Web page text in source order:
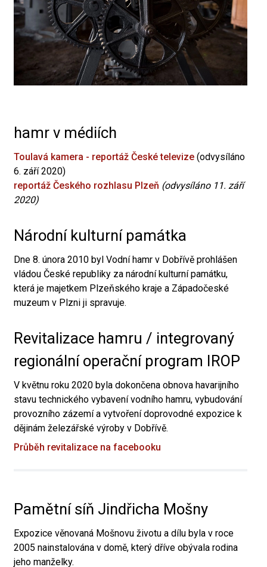
hamr v médiích
Toulavá kamera - reportáž České televize (odvysíláno
6. září 2020)
reportáž Českého rozhlasu Plzeň (odvysíláno 11. září
2020)
Národní kulturní památka
Dne 8. února 2010 byl Vodní hamr v Dobřívě prohlášen
vládou České republiky za národní kulturní památku,
která je majetkem Plzeňského kraje a Západočeské
muzeum v Plzni ji spravuje.
Revitalizace hamru / integrovaný
regionální operační program IROP
V květnu roku 2020 byla dokončena obnova havarijního
stavu technického vybavení vodního hamru, vybudování
provozního zázemí a vytvoření doprovodné expozice k
dějinám železářské výroby v Dobřívě.
Průběh revitalizace na facebooku
Pamětní síň Jindřicha Mošny
Expozice věnovaná Mošnovu životu a dílu byla v roce
2005 nainstalována v domě, který dříve obývala rodina
jeho manželky.